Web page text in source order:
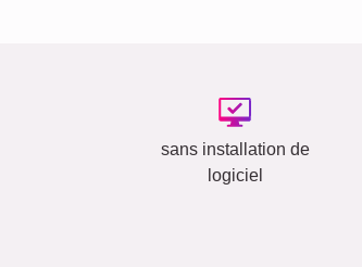
sans installation de
logiciel